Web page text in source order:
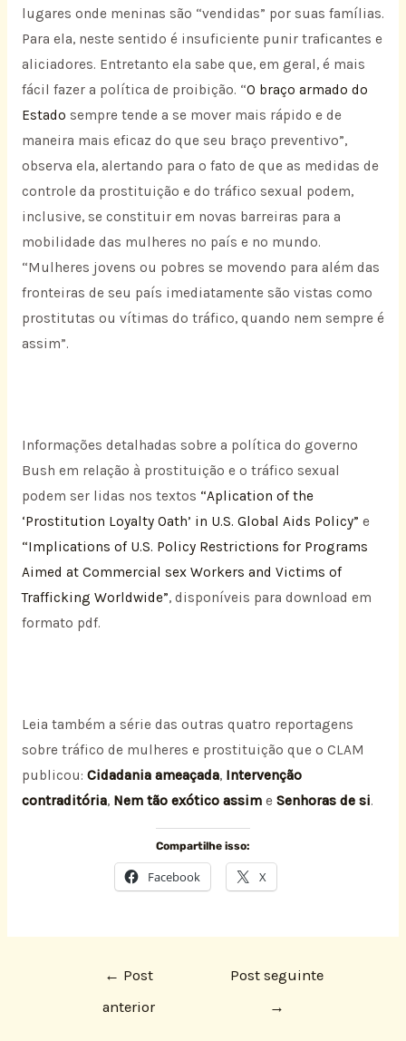
lugares onde meninas são “vendidas” por suas famílias.
Para ela, neste sentido é insuficiente punir traficantes e
aliciadores. Entretanto ela sabe que, em geral, é mais
fácil fazer a política de proibição. “O braço armado do
Estado sempre tende a se mover mais rápido e de
maneira mais eficaz do que seu braço preventivo”,
observa ela, alertando para o fato de que as medidas de
controle da prostituição e do tráfico sexual podem,
inclusive, se constituir em novas barreiras para a
mobilidade das mulheres no país e no mundo.
“Mulheres jovens ou pobres se movendo para além das
fronteiras de seu país imediatamente são vistas como
prostitutas ou vítimas do tráfico, quando nem sempre é
assim”.
Informações detalhadas sobre a política do governo
Bush em relação à prostituição e o tráfico sexual
podem ser lidas nos textos “Aplication of the
‘Prostitution Loyalty Oath’ in U.S. Global Aids Policy” e
“Implications of U.S. Policy Restrictions for Programs
Aimed at Commercial sex Workers and Victims of
Trafficking Worldwide”, disponíveis para download em
formato pdf.
Leia também a série das outras quatro reportagens
sobre tráfico de mulheres e prostituição que o CLAM
publicou: Cidadania ameaçada, Intervenção
contraditória, Nem tão exótico assime Senhoras de si.
Compartilhe isso:
Facebook X
← Post
anterior
Post seguinte
→